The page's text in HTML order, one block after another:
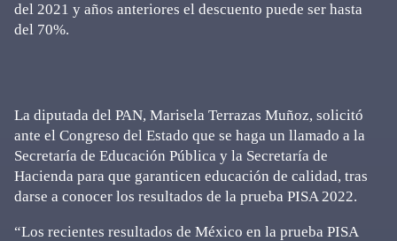
del 2021 y años anteriores el descuento puede ser hasta
del 70%.
La diputada del PAN, Marisela Terrazas Muñoz, solicitó
ante el Congreso del Estado que se haga un llamado a la
Secretaría de Educación Pública y la Secretaría de
Hacienda para que garanticen educación de calidad, tras
darse a conocer los resultados de la prueba PISA 2022.
“Los recientes resultados de México en la prueba PISA